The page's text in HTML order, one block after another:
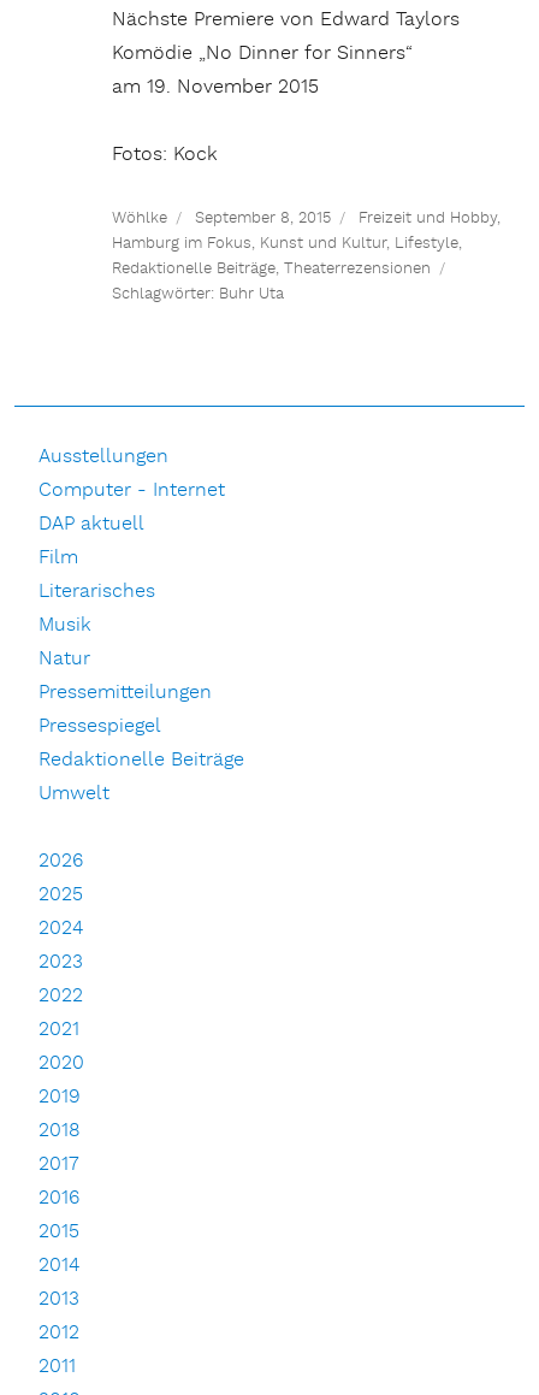
Nächste Premiere von Edward Taylors
Komödie „No Dinner for Sinners“
am 19. November 2015
Fotos: Kock
Wöhlke September 8, 2015 Freizeit und Hobby,
Hamburg im Fokus, Kunst und Kultur, Lifestyle,
Redaktionelle Beiträge,Theaterrezensionen
Schlagwörter: Buhr Uta
Ausstellungen
Computer - Internet
DAP aktuell
Film
Literarisches
Musik
Natur
Pressemitteilungen
Pressespiegel
Redaktionelle Beiträge
Umwelt
2026
2025
2024
2023
2022
2021
2020
2019
2018
2017
2016
2015
2014
2013
2012
2011